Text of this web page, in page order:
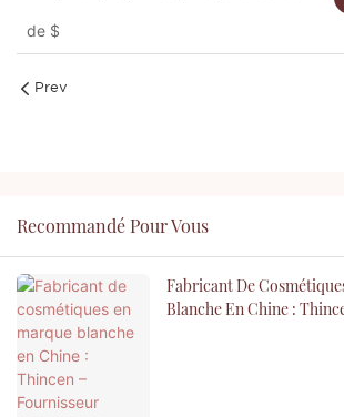
de $
Prev
Recommandé Pour Vous
Fabricant De
Blanche En Chine :